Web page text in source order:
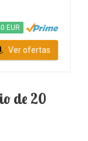
EUR
Ver ofertas
de 20